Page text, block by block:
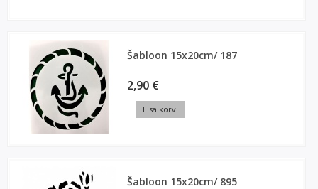
Šabloon 15x20cm/ 187
2,90 €
Lisa korvi
Šabloon 15x20cm/ 895